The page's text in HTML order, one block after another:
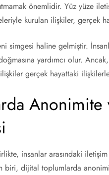
önemlidir. Yüz yüze
kurulan ilişkiler, gerçek
simgesi haline gelmiştir.
yardımcı olur.
gerçek hayattaki
insanlar arasındaki
biri, dijital toplumlarda